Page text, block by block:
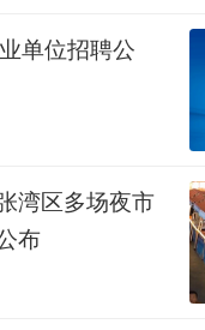
纪记录。
驾驶员，专业不
驾驶证，驾
动挡汽车。
与节假日、
单位招聘公
湾区多场夜市
布